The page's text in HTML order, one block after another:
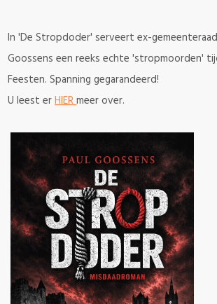
In 'De Stropdoder' serveert ex-
Goossens een reeks echte 'stropmoorden'
Feesten. Spanning gegarandeerd!
U leest erHIERmeer over.